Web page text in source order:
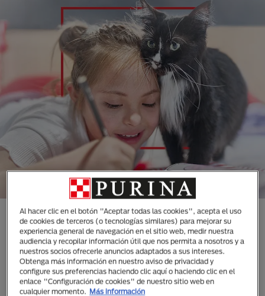
CONOCE TODAS NUESTRAS
MARCAS DISEÑADAS
ESPECIALMENTE PARA LAS
NECESIDADES DE TUS
MASCOTAS
Al hacer clic en el botón "Aceptar todas las cookies", acepta el uso
de cookies de terceros (o tecnologías similares) para mejorar su
experiencia general de navegación en el sitio web, medir nuestra
audiencia y recopilar información útil que nos permita a nosotros y a
nuestros socios ofrecerle anuncios adaptados a sus intereses.
Obtenga más información en nuestro aviso de privacidad y
configure sus preferencias haciendo clic aquí o haciendo clic en el
enlace "Configuración de cookies" de nuestro sitio web en
cualquier momento.
Más información